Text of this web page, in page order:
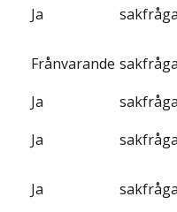
Ja
Frånvarande
Ja
Ja
Ja